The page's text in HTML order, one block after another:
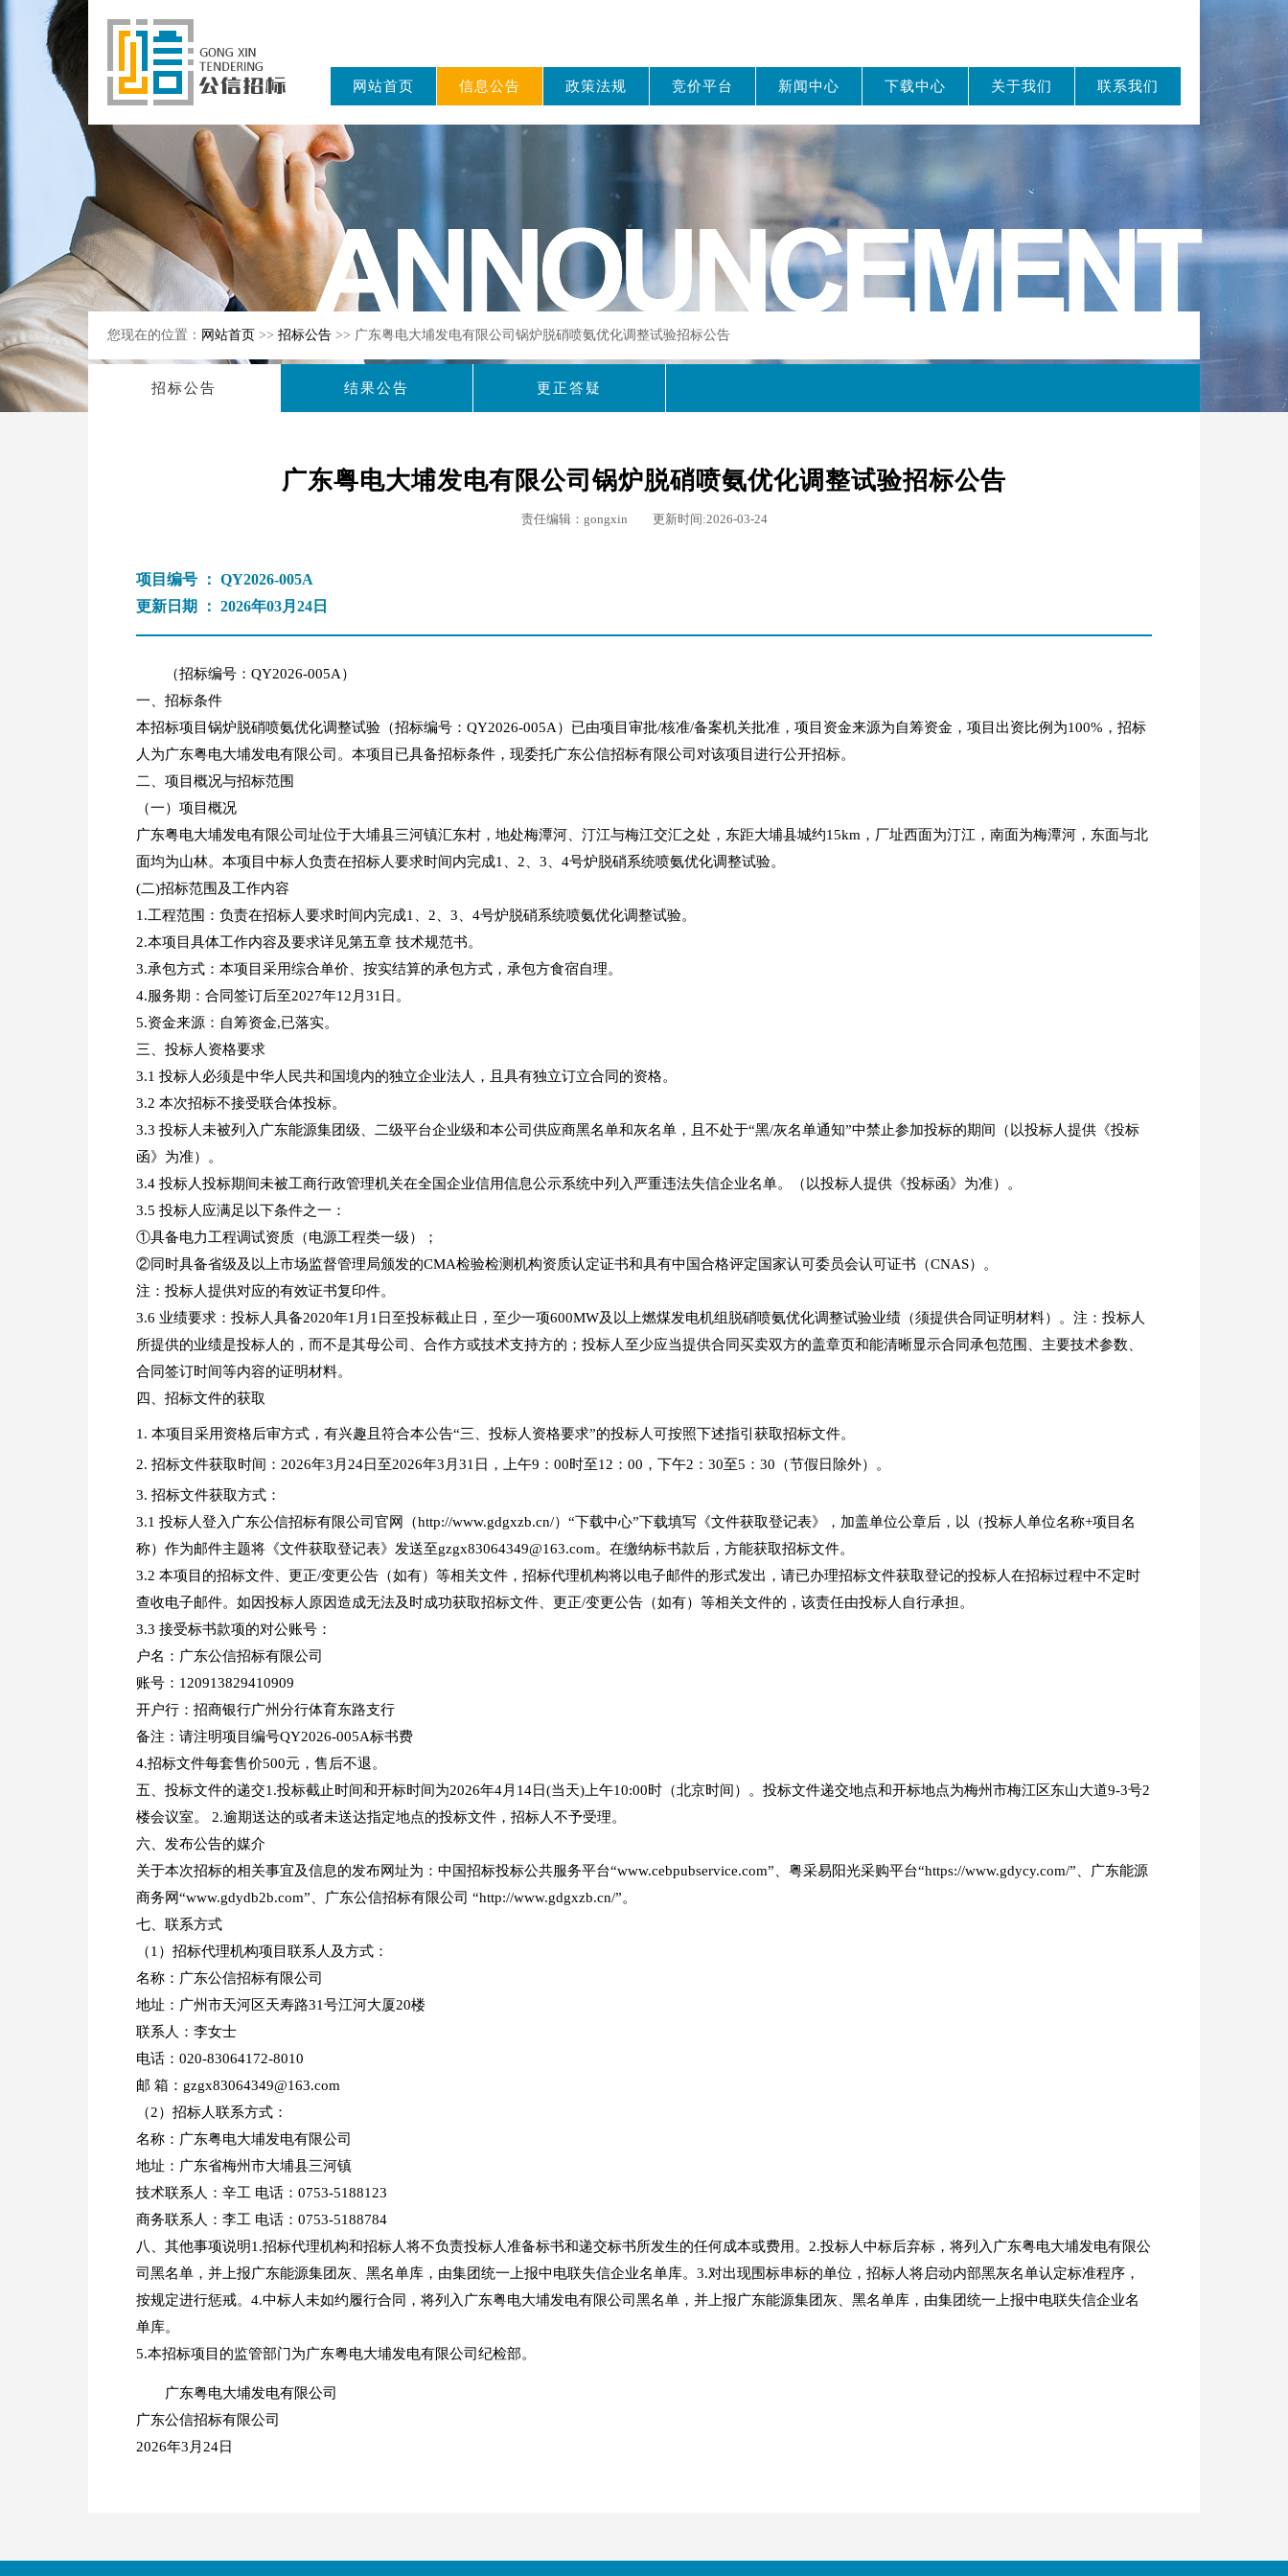
东公信招标
有限公司
网站首页 信息公告 政策法规 竞价平台 新闻中心 下载中心 关于我们 联系我们
您现在的位置： 网站首页 >> 招标公告 >> 广东粤电大埔发电有限公司锅炉脱硝喷氨优化调整试验招标公告
招标公告 结果公告 更正答疑
广东粤电大埔发电有限公司锅炉脱硝喷氨优化调整试验招标公告
责任编辑：gongxin 更新时间:2026-03-24
项目编号 ： QY2026-005A
更新日期 ： 2026年03月24日
（招标编号：QY2026-005A）
一、招标条件
本招标项目锅炉脱硝喷氨优化调整试验（招标编号：QY2026-005A）已由项目审批/核准/备案机关批准，项目资金来源为自筹资金，项目出资比例为100%，招标
人为广东粤电大埔发电有限公司。本项目已具备招标条件，现委托广东公信招标有限公司对该项目进行公开招标。
二、项目概况与招标范围
（一）项目概况
广东粤电大埔发电有限公司址位于大埔县三河镇汇东村，地处梅潭河、汀江与梅江交汇之处，东距大埔县城约15km，厂址西面为汀江，南面为梅潭河，东面与北
面均为山林。本项目中标人负责在招标人要求时间内完成1、2、3、4号炉脱硝系统喷氨优化调整试验。
(二)招标范围及工作内容
1.工程范围：负责在招标人要求时间内完成1、2、3、4号炉脱硝系统喷氨优化调整试验。
2.本项目具体工作内容及要求详见第五章 技术规范书。
3.承包方式：本项目采用综合单价、按实结算的承包方式，承包方食宿自理。
4.服务期：合同签订后至2027年12月31日。
5.资金来源：自筹资金,已落实。
三、投标人资格要求
3.1 投标人必须是中华人民共和国境内的独立企业法人，且具有独立订立合同的资格。
3.2 本次招标不接受联合体投标。
3.3 投标人未被列入广东能源集团级、二级平台企业级和本公司供应商黑名单和灰名单，且不处于“黑/灰名单通知”中禁止参加投标的期间（以投标人提供《投标
函》为准）。
3.4 投标人投标期间未被工商行政管理机关在全国企业信用信息公示系统中列入严重违法失信企业名单。（以投标人提供《投标函》为准）。
3.5 投标人应满足以下条件之一：
①具备电力工程调试资质（电源工程类一级）；
②同时具备省级及以上市场监督管理局颁发的CMA检验检测机构资质认定证书和具有中国合格评定国家认可委员会认可证书（CNAS）。
注：投标人提供对应的有效证书复印件。
3.6 业绩要求：投标人具备2020年1月1日至投标截止日，至少一项600MW及以上燃煤发电机组脱硝喷氨优化调整试验业绩（须提供合同证明材料）。注：投标人
所提供的业绩是投标人的，而不是其母公司、合作方或技术支持方的；投标人至少应当提供合同买卖双方的盖章页和能清晰显示合同承包范围、主要技术参数、
合同签订时间等内容的证明材料。
四、招标文件的获取
本项目采用资格后审方式，有兴趣且符合本公告“三、投标人资格要求”的投标人可按照下述指引获取招标文件。
招标文件获取时间：2026年3月24日至2026年3月31日，上午9：00时至12：00，下午2：30至5：30（节假日除外）。
招标文件获取方式：
3.1 投标人登入广东公信招标有限公司官网（http://www.gdgxzb.cn/）“下载中心”下载填写《文件获取登记表》，加盖单位公章后，以（投标人单位名称+项目名
称）作为邮件主题将《文件获取登记表》发送至gzgx83064349@163.com。在缴纳标书款后，方能获取招标文件。
3.2 本项目的招标文件、更正/变更公告（如有）等相关文件，招标代理机构将以电子邮件的形式发出，请已办理招标文件获取登记的投标人在招标过程中不定时
查收电子邮件。如因投标人原因造成无法及时成功获取招标文件、更正/变更公告（如有）等相关文件的，该责任由投标人自行承担。
3.3 接受标书款项的对公账号：
户名：广东公信招标有限公司
账号：120913829410909
开户行：招商银行广州分行体育东路支行
备注：请注明项目编号QY2026-005A标书费
4.招标文件每套售价500元，售后不退。
五、投标文件的递交1.投标截止时间和开标时间为2026年4月14日(当天)上午10:00时（北京时间）。投标文件递交地点和开标地点为梅州市梅江区东山大道9-3号2
楼会议室。 2.逾期送达的或者未送达指定地点的投标文件，招标人不予受理。
六、发布公告的媒介
关于本次招标的相关事宜及信息的发布网址为：中国招标投标公共服务平台“www.cebpubservice.com”、粤采易阳光采购平台“https://www.gdycy.com/”、广东能源
商务网“www.gdydb2b.com”、广东公信招标有限公司 “http://www.gdgxzb.cn/”。
七、联系方式
（1）招标代理机构项目联系人及方式：
名称：广东公信招标有限公司
地址：广州市天河区天寿路31号江河大厦20楼
联系人：李女士
电话：020-83064172-8010
邮 箱：gzgx83064349@163.com
（2）招标人联系方式：
名称：广东粤电大埔发电有限公司
地址：广东省梅州市大埔县三河镇
技术联系人：辛工 电话：0753-5188123
商务联系人：李工 电话：0753-5188784
八、其他事项说明1.招标代理机构和招标人将不负责投标人准备标书和递交标书所发生的任何成本或费用。2.投标人中标后弃标，将列入广东粤电大埔发电有限公
司黑名单，并上报广东能源集团灰、黑名单库，由集团统一上报中电联失信企业名单库。3.对出现围标串标的单位，招标人将启动内部黑灰名单认定标准程序，
按规定进行惩戒。4.中标人未如约履行合同，将列入广东粤电大埔发电有限公司黑名单，并上报广东能源集团灰、黑名单库，由集团统一上报中电联失信企业名
单库。
5.本招标项目的监管部门为广东粤电大埔发电有限公司纪检部。
广东粤电大埔发电有限公司
广东公信招标有限公司
2026年3月24日